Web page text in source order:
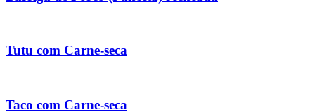
Tutu com Carne-seca
Taco com Carne-seca